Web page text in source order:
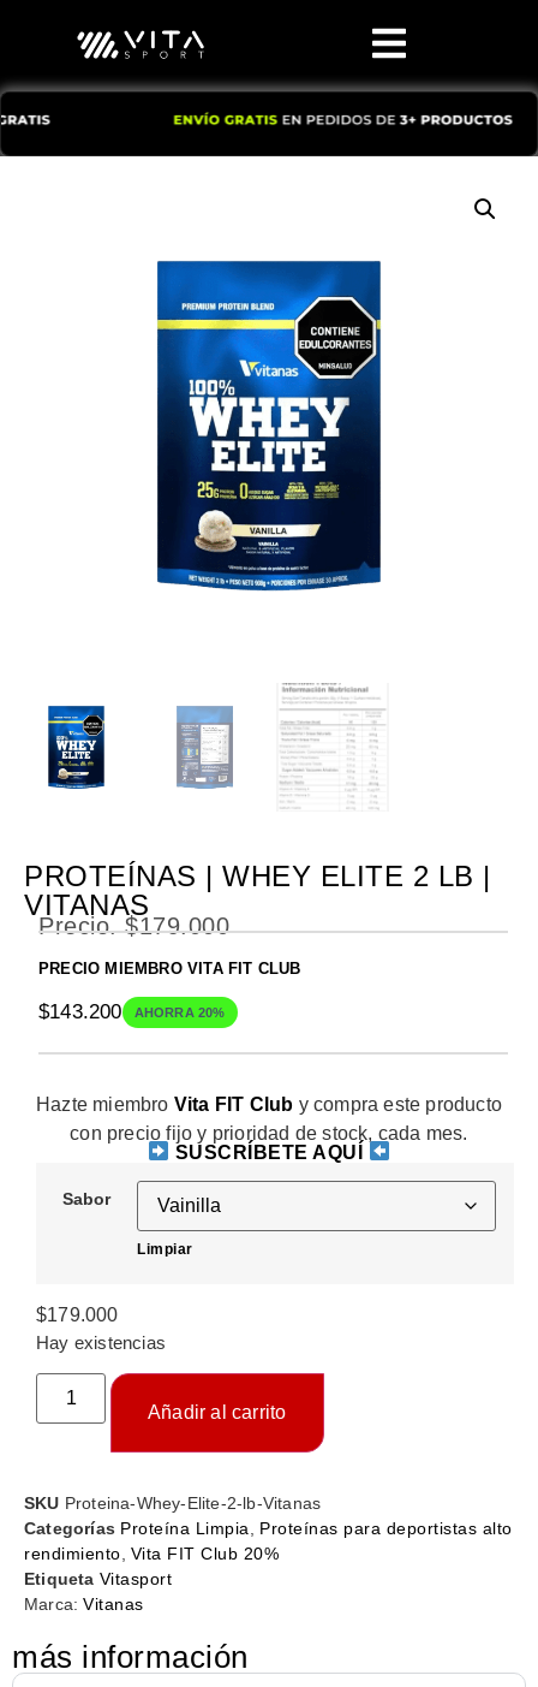
PROTEÍNAS | WHEY ELITE 2 LB |
VITANAS
Precio.$179.000
PRECIO MIEMBRO VITA FIT CLUB
$143.200 AHORRA 20%
Hazte miembro Vita FIT Club y compra este producto
con precio fijo y prioridad de stock, cada mes.
SUSCRÍBETE AQUÍ
Sabor
Limpiar
$179.000
Hay existencias
Añadir al carrito
SKU Proteina-Whey-Elite-2-lb-Vitanas
Categorías Proteína Limpia, Proteínas para deportistas alto
rendimiento, Vita FIT Club 20%
Etiqueta Vitasport
Marca:Vitanas
más información